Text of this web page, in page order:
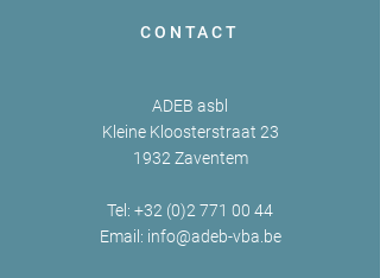
CONTACT
ADEB asbl
Kleine Kloosterstraat 23
1932 Zaventem
Tel: +32 (0)2 771 00 44
Email: info@adeb-vba.be